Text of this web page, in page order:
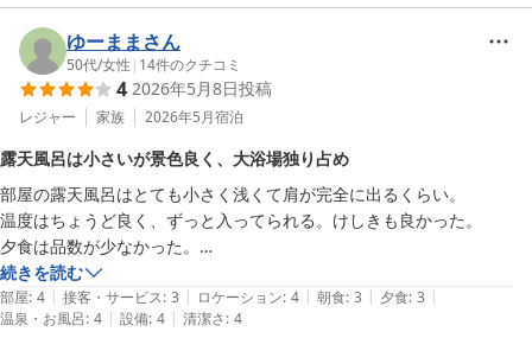
湯の花温泉のお湯をお楽しみいただけたようで大変嬉しく思いま
す。広々とした大浴場で、日頃の疲れを癒やしていただけましたで
しょうか。季節によって露天風呂の雰囲気も変わりますので、ぜひ
またお越しくださいませ。
2026-07-12
ゆーままさん
50代/女性 | 14件のクチコミ
4 2026年5月8日投稿
レジャー 家族 2026年5月宿泊
露天風呂は小さいが景色良く、大浴場独り占め
部屋の露天風呂はとても小さく浅くて肩が完全に出るくらい。
温度はちょうど良く、ずっと入ってられる。けしきも良かった。
夕食は品数が少なかった。
味は薄味で美味しかった。
すごくいいという感じではなかった。
泊り客が少なかったので、大浴場を独り占め出来てすごく良かった。
続きを読む
部屋: 4 | 接客・サービス: 3 | ロケーション: 4 | 朝食: 3 | 夕食: 3 |
温泉・お風呂: 4 | 設備: 4 | 清潔さ: 4